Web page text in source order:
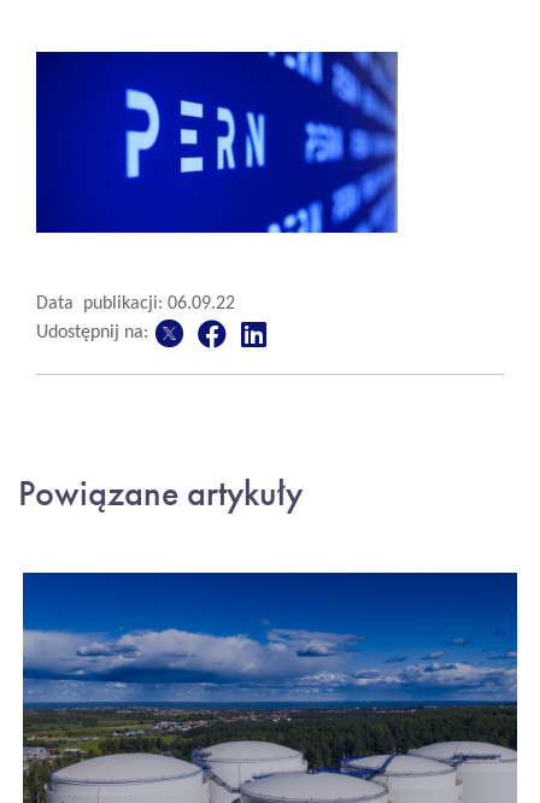
Data publikacji: 06.09.22
Udostępnij na:
Powiązane artykuły